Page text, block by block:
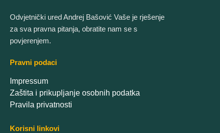
Odvjetnički ured Andrej Bašović Vaše je rješenje
za sva pravna pitanja, obratite nam se s
povjerenjem.
Pravni podaci
Impressum
Zaštita i prikupljanje osobnih podatka
Pravila privatnosti
Korisni linkovi